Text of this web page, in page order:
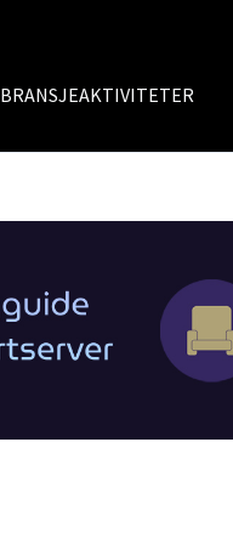
BRANSJEAKTIVITETER